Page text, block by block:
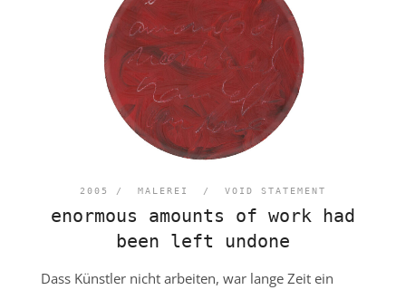
2005 / MALEREI / VOID STATEMENT
enormous amounts of work had
been left undone
Dass Künstler nicht arbeiten, war lange Zeit ein